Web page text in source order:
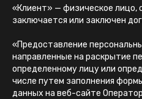
«Клиент» — физическое лицо,
заключается или заключен
«Предоставление
направленные на раскрытие
определенному лицу или
числе путем заполнения
данных на веб-сайте